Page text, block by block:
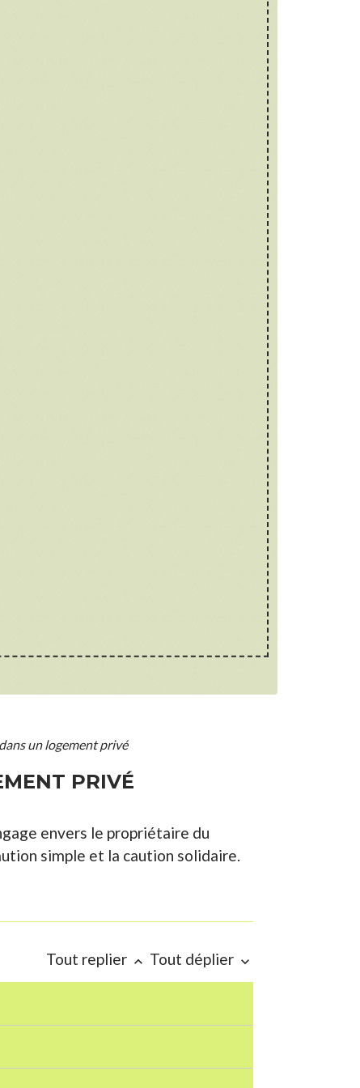
un logement privé
PRIVÉ
envers le propriétaire du
simple et la caution solidaire.
Tout replier keyboard_arrow_up Tout déplier keyboard_arrow_down